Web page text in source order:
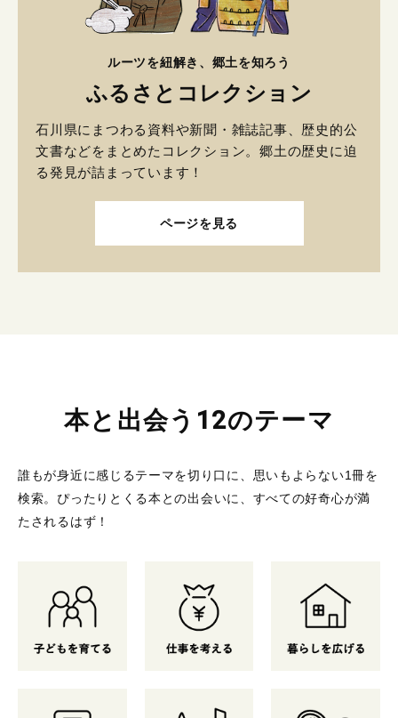
ルーツを紐解き、郷土を知ろう
ふるさとコレクション
石川県にまつわる資料や新聞・雑誌記事、歴史的公
文書などをまとめたコレクション。郷土の歴史に迫
る発見が詰まっています！
ページを見る
本と出会う12のテーマ
誰もが身近に感じるテーマを切り口に、思いもよらない1冊を
検索。 ぴったりとくる本との出会いに、すべての好奇心が満
たされるはず！